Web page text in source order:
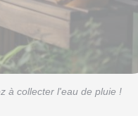
à collecter l'eau de pluie !